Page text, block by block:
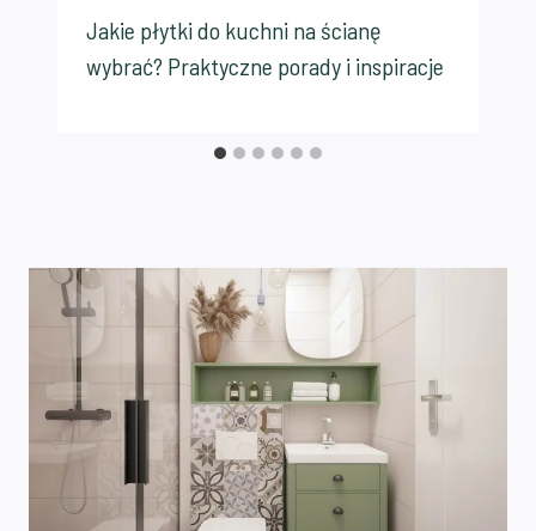
Jakie płytki do kuchni na ścianę
wybrać? Praktyczne porady i inspiracje